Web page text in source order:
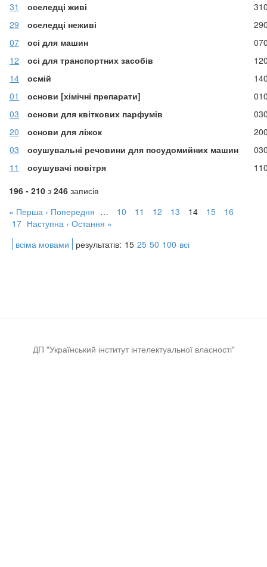
31
оселедці живі
29
оселедці неживі
07
осі для машин
12
осі для транспортних засобів
14
осмій
01
основи [хімічні препарати]
03
основи для квіткових парфумів
20
основи для ліжок
03
осушувальні речовини для посудомийних машин
11
осушувачі повітря
196 - 210 з 246 записів
« Перша ‹ Попередня … 10 11 12 13 14 15
16
17 Наступна › Остання »
всіма мовами
результатів: 15 25 50 100 всі
ДП "Український інститут інтелектуальної власності"